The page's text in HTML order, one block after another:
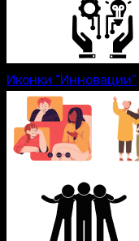
Иконки “Инновации”